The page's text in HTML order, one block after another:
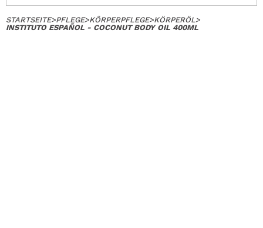
STARTSEITE>PFLEGE>KÖRPERPFLEGE>KÖRPERÖL>
INSTITUTO ESPAÑOL - COCONUT BODY OIL 400ML